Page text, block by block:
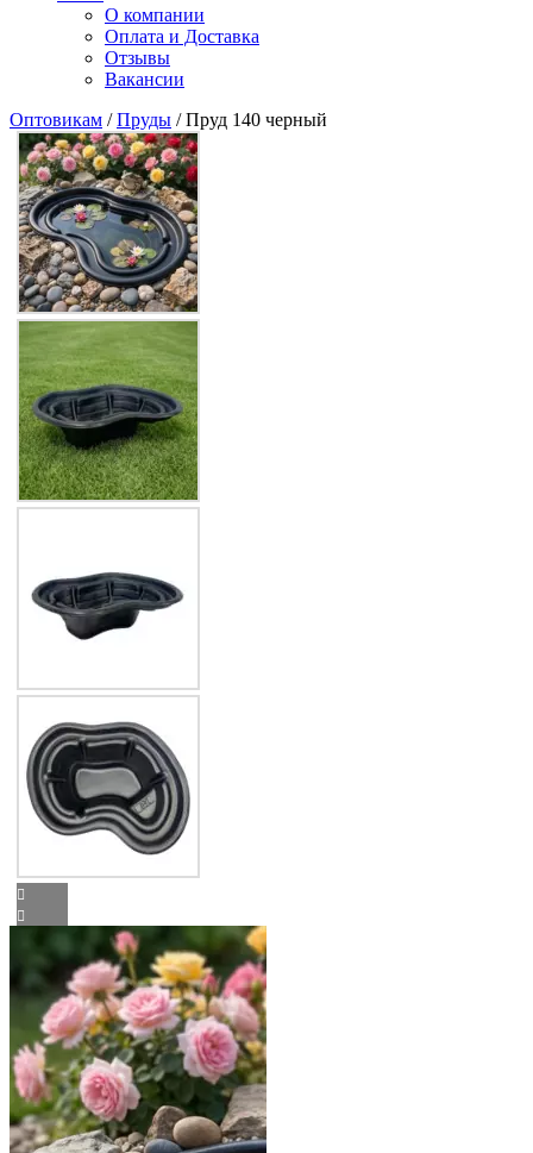
О компании
Оплата и Доставка
Отзывы
Вакансии
Оптовикам /Пруды / Пруд 140 черный